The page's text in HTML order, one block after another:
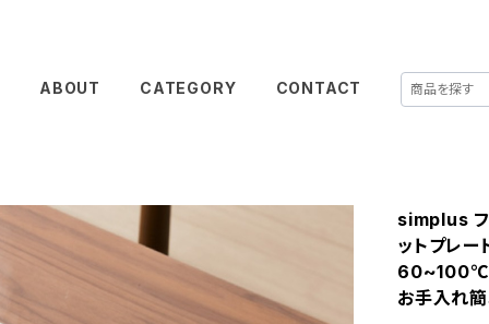
ABOUT CATEGORY CONTACT
simplus フ
ットプレ
60~100℃
お手入れ